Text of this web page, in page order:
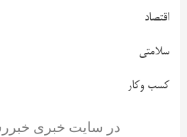
اقتصاد
سلامتی
کسب وکار
در سایت خبری